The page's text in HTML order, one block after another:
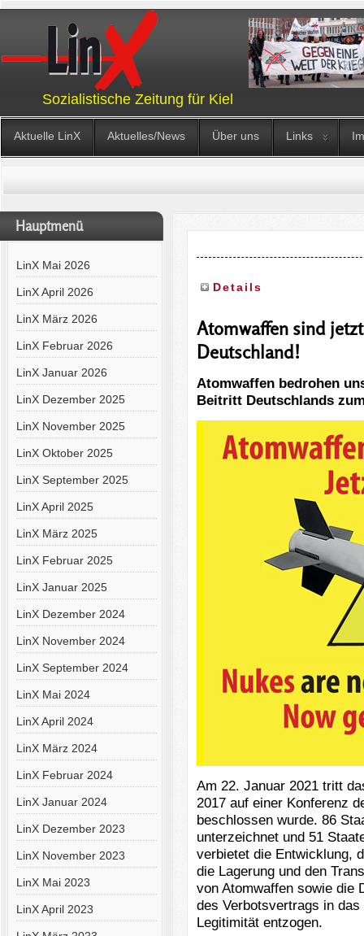
Sozialistische Zeitung für Kiel
Aktuelle LinX Aktuelles/News Über uns Links
Hauptmenü
LinX Mai 2026
LinX April 2026
LinX März 2026
LinX Februar 2026
LinX Januar 2026
LinX Dezember 2025
LinX November 2025
LinX Oktober 2025
LinX September 2025
LinX April 2025
LinX März 2025
LinX Februar 2025
LinX Januar 2025
LinX Dezember 2024
LinX November 2024
LinX September 2024
LinX Mai 2024
LinX April 2024
LinX März 2024
LinX Februar 2024
LinX Januar 2024
LinX Dezember 2023
LinX November 2023
LinX Mai 2023
LinX April 2023
Details
Atomwaffen sind
Deutschland!
Atomwaffen bedrohen
Beitritt Deutschlands
Am 22. Januar 2021 tritt
2017 auf einer Konferenz
beschlossen wurde. 86
unterzeichnet und 51
verbietet die Entwicklung,
die Lagerung und den
von Atomwaffen sowie die
des Verbotsvertrags in
Legitimität entzogen.